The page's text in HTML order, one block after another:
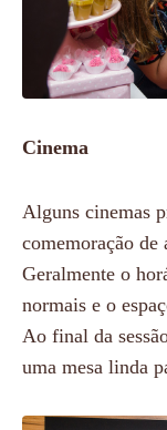
Cinema
Alguns cinemas
comemoração
Geralmente o
normais e o
Ao final da
uma mesa linda